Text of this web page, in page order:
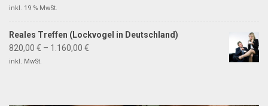
inkl. 19 % MwSt.
Reales Treffen (Lockvogel in Deutschland)
820,00 € – 1.160,00 €
inkl. MwSt.